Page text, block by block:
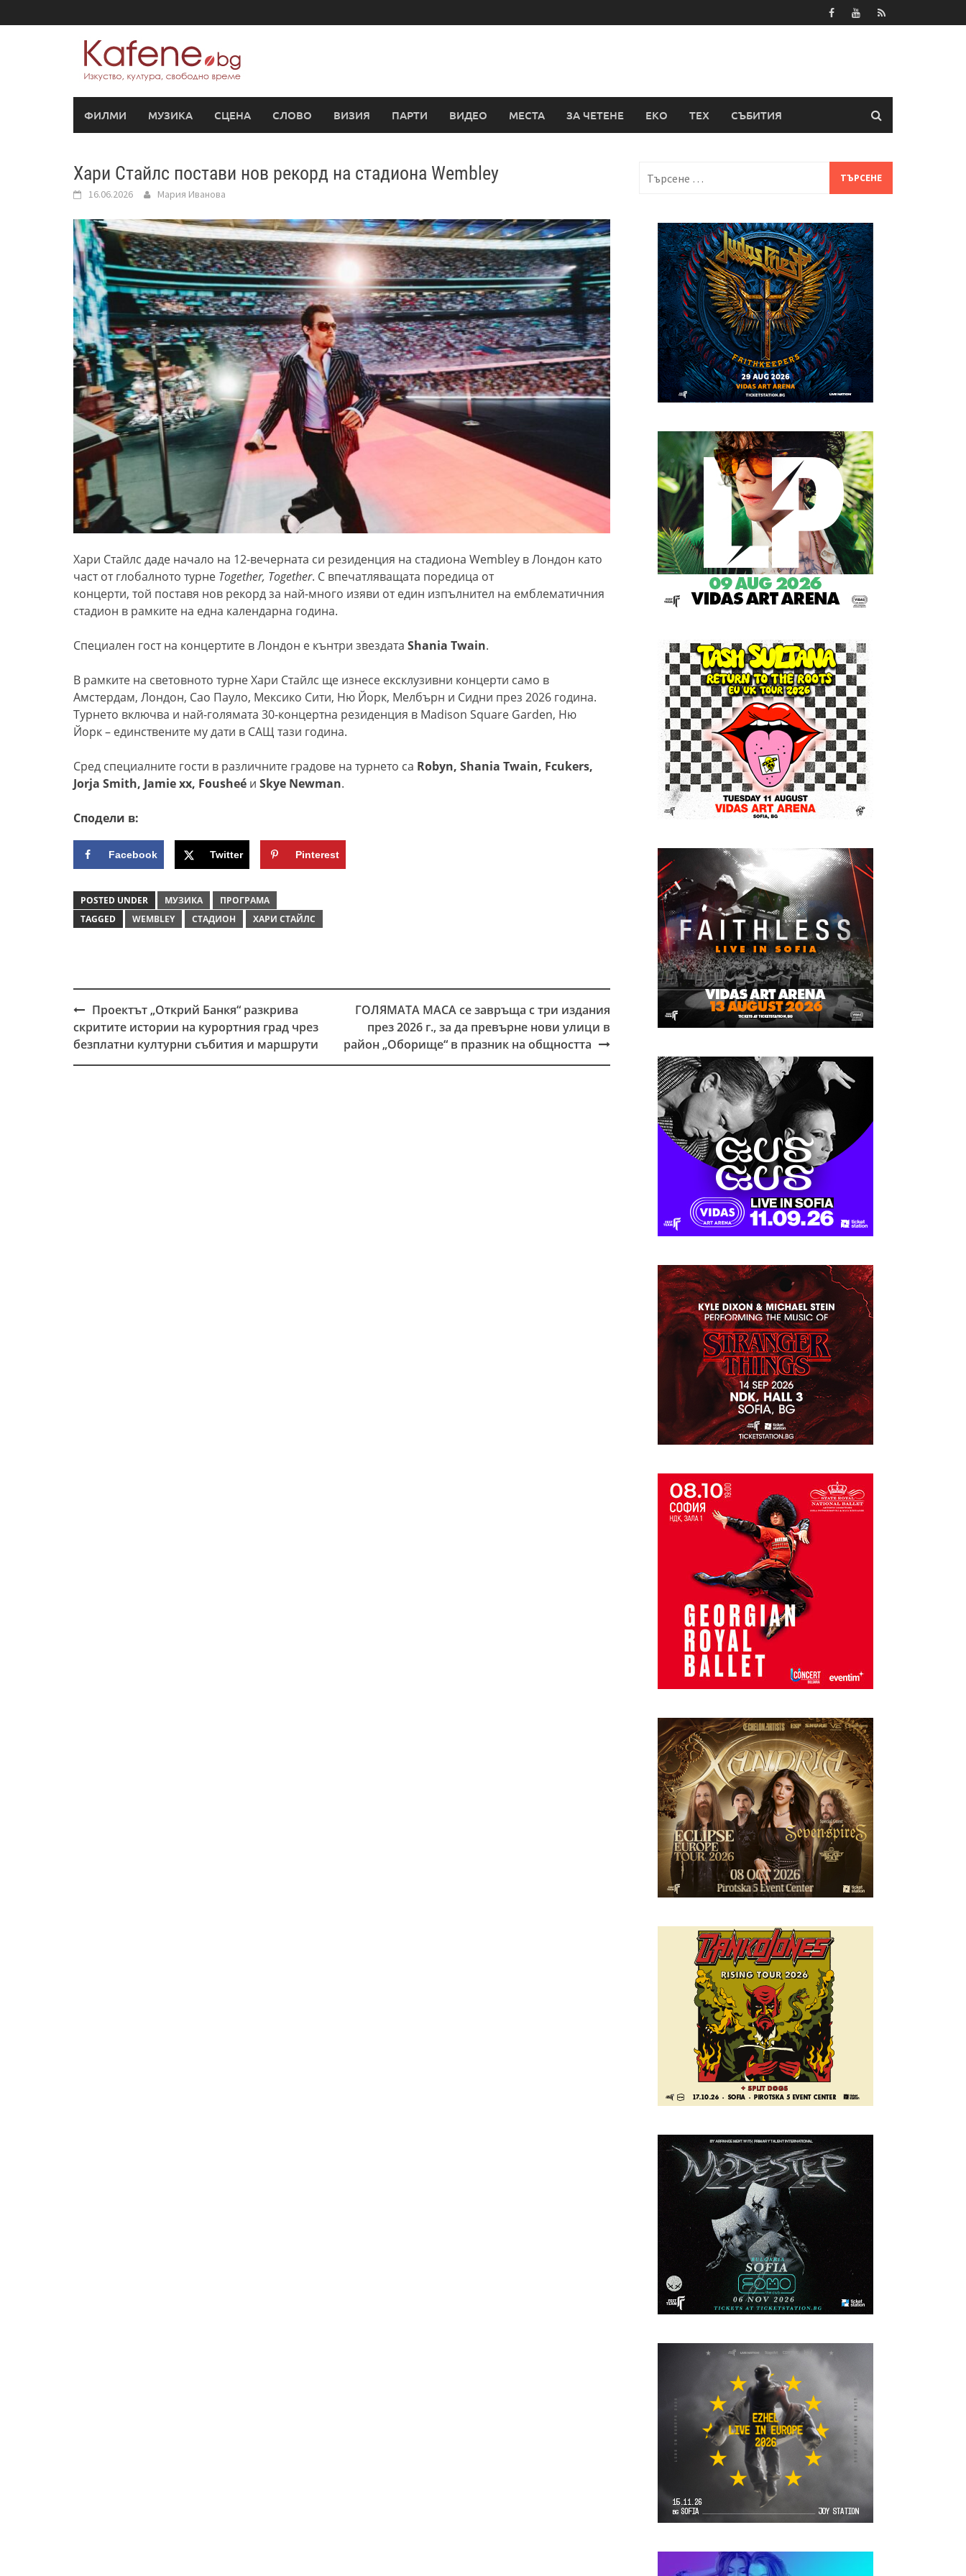
to
ФИЛМИ МУЗИКА СЦЕНА СЛОВО ВИЗИЯ ПАРТИ ВИДЕО МЕСТА ЗА ЧЕТЕНЕ ЕКО ТЕХ СЪБИТИЯ
Хари Стайлс постави нов рекорд на стадиона Wembley
16.06.2026 Мария Иванова
Хари Стайлс даде начало на 12-вечерната си резиденция на стадиона Wembley в Лондон като
част от глобалното турне Together, Together. С впечатляващата поредица от
концерти, той поставя нов рекорд за най-много изяви от един изпълнител на емблематичния
стадион в рамките на една календарна година.
Специален гост на концертите в Лондон е кънтри звездата Shania Twain.
В рамките на световното турне Хари Стайлс ще изнесе ексклузивни концерти само в
Амстердам, Лондон, Сао Пауло, Мексико Сити, Ню Йорк, Мелбърн и Сидни през 2026 година.
Турнето включва и най-голямата 30-концертна резиденция в Madison Square Garden, Ню
Йорк – единствените му дати в САЩ тази година.
Сред специалните гости в различните градове на турнето са Robyn, Shania Twain, Fcukers,
Jorja Smith, Jamie xx, Fousheé и Skye Newman.
Сподели в:
Facebook Twitter Pinterest
POSTED UNDER МУЗИКА
ПРОГРАМА
TAGGED
WEMBLEY СТАДИОН ХАРИ СТАЙЛС
Post
navigation
Проектът „Открий Банкя“ разкрива
скритите истории на курортния град чрез
безплатни културни събития и маршрути
ГОЛЯМАТА МАСА се завръща с три издания
през 2026 г., за да превърне нови улици в
район „Оборище“ в празник на общността
за: